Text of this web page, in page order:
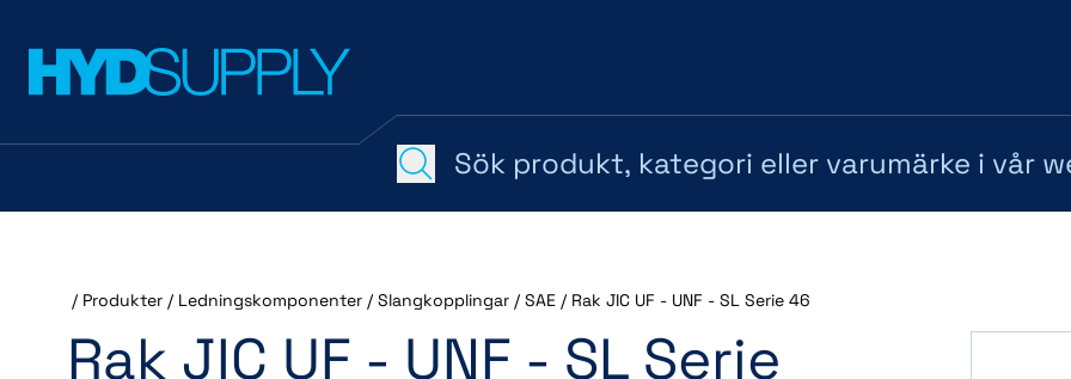
/ Produkter / Ledningskomponenter / Slangkopplingar / SAE / Rak JIC UF - UNF - SL Serie 46
Rak JIC UF - UNF - SL Serie